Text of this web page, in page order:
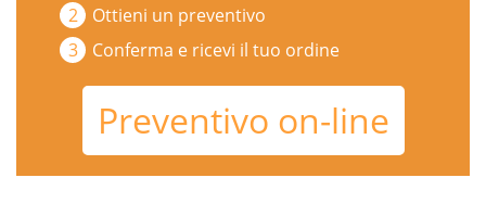
Ottieni un preventivo
Conferma e ricevi il tuo ordine
Preventivo on-line